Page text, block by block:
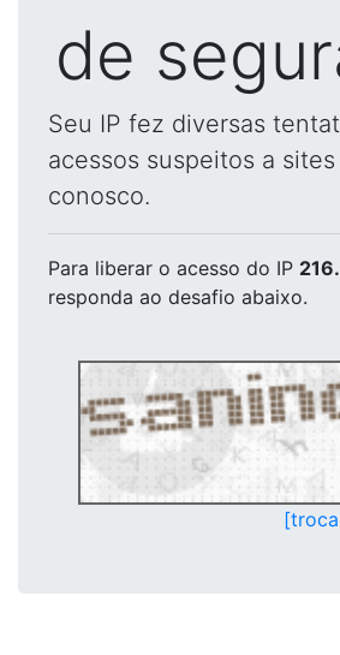
de
Seu IP fez diversas
acessos suspeitos a
conosco.
Para liberar o acesso do IP
responda ao desafio abaixo.